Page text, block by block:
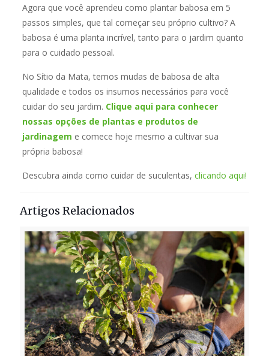
Agora que você aprendeu como plantar babosa em 5
passos simples, que tal começar seu próprio cultivo? A
babosa é uma planta incrível, tanto para o jardim quanto
para o cuidado pessoal.
No Sítio da Mata, temos mudas de babosa de alta
qualidade e todos os insumos necessários para você
cuidar do seu jardim. Clique aqui para conhecer
nossas opções de plantas e produtos de
jardinagem e comece hoje mesmo a cultivar sua
própria babosa!
Descubra ainda como cuidar de suculentas, clicando aqui!
Artigos Relacionados